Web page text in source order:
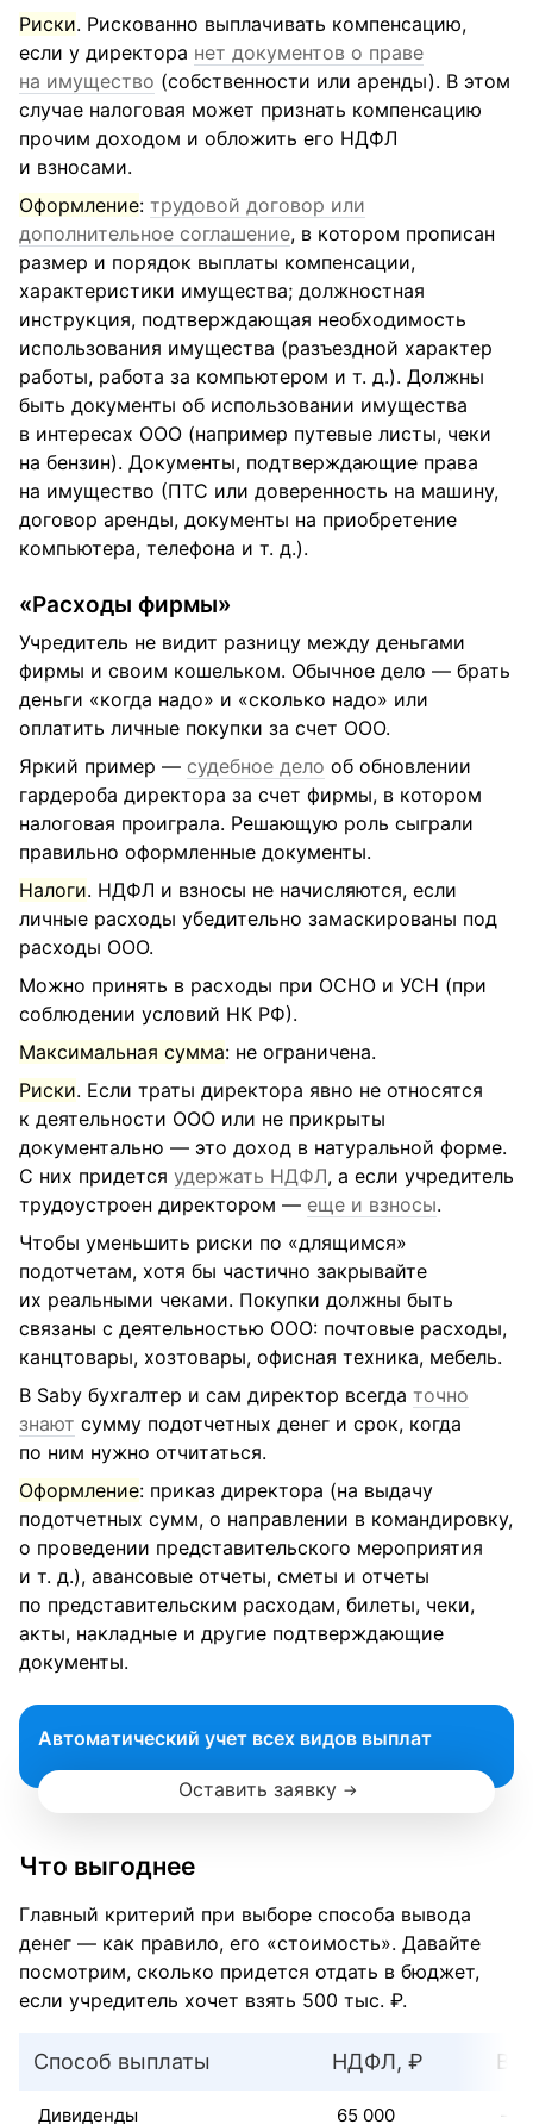
Риски. Рискованно выплачивать компенсацию,
если у директора нет документов о праве
на имущество (собственности или аренды). В этом
случае налоговая может признать компенсацию
прочим доходом и обложить его НДФЛ
и взносами.
Оформление: трудовой договор или
дополнительное соглашение, в котором прописан
размер и порядок выплаты компенсации,
характеристики имущества; должностная
инструкция, подтверждающая необходимость
использования имущества (разъездной характер
работы, работа за компьютером и т. д.). Должны
быть документы об использовании имущества
в интересах ООО (например путевые листы, чеки
на бензин). Документы, подтверждающие права
на имущество (ПТС или доверенность на машину,
договор аренды, документы на приобретение
компьютера, телефона и т. д.).
«Расходы фирмы»
Учредитель не видит разницу между деньгами
фирмы и своим кошельком. Обычное дело — брать
деньги «когда надо» и «сколько надо» или
оплатить личные покупки за счет ООО.
Яркий пример — судебное дело об обновлении
гардероба директора за счет фирмы, в котором
налоговая проиграла. Решающую роль сыграли
правильно оформленные документы.
Налоги. НДФЛ и взносы не начисляются, если
личные расходы убедительно замаскированы под
расходы ООО.
Можно принять в расходы при ОСНО и УСН (при
соблюдении условий НК РФ).
Максимальная сумма: не ограничена.
Риски. Если траты директора явно не относятся
к деятельности ООО или не прикрыты
документально — это доход в натуральной форме.
С них придется удержать НДФЛ, а если учредитель
трудоустроен директором — еще и взносы.
Чтобы уменьшить риски по «длящимся»
подотчетам, хотя бы частично закрывайте
их реальными чеками. Покупки должны быть
связаны с деятельностью ООО: почтовые расходы,
канцтовары, хозтовары, офисная техника, мебель.
В Saby бухгалтер и сам директор всегда точно
знают сумму подотчетных денег и срок, когда
по ним нужно отчитаться.
Оформление: приказ директора (на выдачу
подотчетных сумм, о направлении в командировку,
о проведении представительского мероприятия
и т. д.), авансовые отчеты, сметы и отчеты
по представительским расходам, билеты, чеки,
акты, накладные и другие подтверждающие
документы.
Автоматический учет всех видов выплат
Оставить заявку
Что выгоднее
Главный критерий при выборе способа вывода
денег — как правило, его «стоимость». Давайте
посмотрим, сколько придется отдать в бюджет,
если учредитель хочет взять 500 тыс. ₽.
Способ выплаты НДФЛ, ₽
Дивиденды 65 000 —